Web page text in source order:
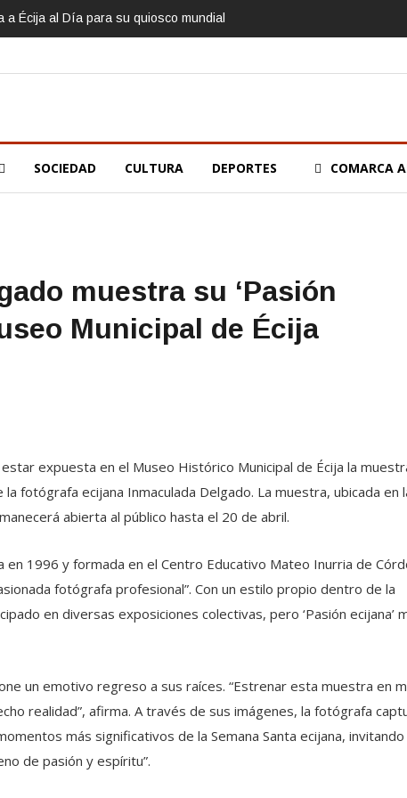
a Écija al Día para su quiosco mundial
SOCIEDAD CULTURA DEPORTES COMARCA
muestra su ‘Pasión
Municipal de Écija
expuesta en el Museo Histórico Municipal de Écija la
la fotógrafa ecijana Inmaculada Delgado. La muestra, ubicada en
abierta al público hasta el 20 de abril.
en 1996 y formada en el Centro Educativo Mateo Inurria de
fotógrafa profesional”. Con un estilo propio dentro de la
en diversas exposiciones colectivas, pero ‘Pasión ecijana’
un emotivo regreso a sus raíces. “Estrenar esta muestra en
realidad”, afirma. A través de sus imágenes, la fotógrafa
más significativos de la Semana Santa ecijana, invitando
de pasión y espíritu”.